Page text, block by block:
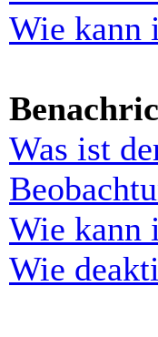
Wie kann
Was ist
Wie kann
Wie